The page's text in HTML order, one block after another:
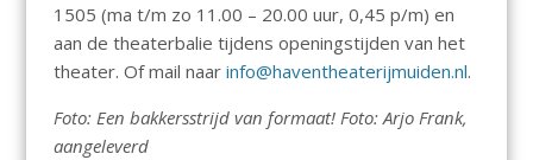
1505 (ma t/m zo 11.00 – 20.00 uur, 0,45 p/m) en
aan de theaterbalie tijdens openingstijden van het
theater. Of mail naar info@haventheaterijmuiden.nl.
Foto: Een bakkersstrijd van formaat! Foto: Arjo Frank,
aangeleverd